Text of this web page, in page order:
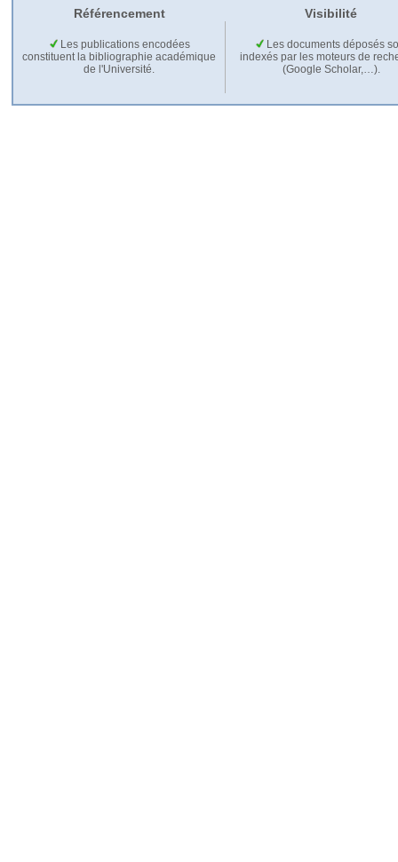
Référencement Visibilité
Les publications encodées
constituent la bibliographie académique
de l'Université.
Les documents déposés
indexés par les moteurs de
(Google Scholar,…).